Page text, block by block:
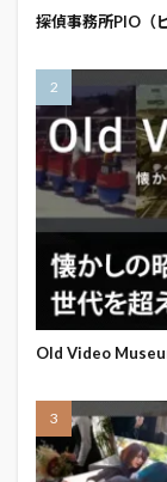
探偵事務所PIO（
Old Video